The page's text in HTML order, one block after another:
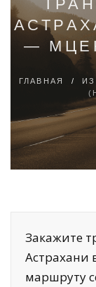
—
ГЛАВНАЯ /
Закажите
Астрахани
маршруту